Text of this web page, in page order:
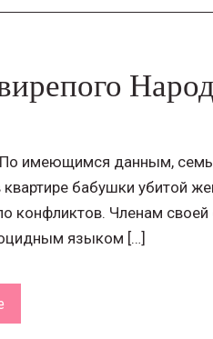
имеющимся данным,
бабушки убитой
конфликтов. Членам
языком […]